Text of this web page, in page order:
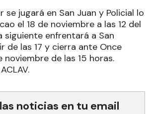
se jugará en San Juan y Policial lo
el 18 de noviembre a las 12 del
siguiente enfrentará a San
de las 17 y cierra ante Once
noviembre de las 15 horas.
noticias en tu email